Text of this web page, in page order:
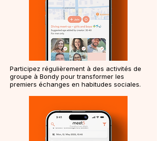
Participez régulièrement à des activités de
groupe à Bondy pour transformer les
premiers échanges en habitudes sociales.